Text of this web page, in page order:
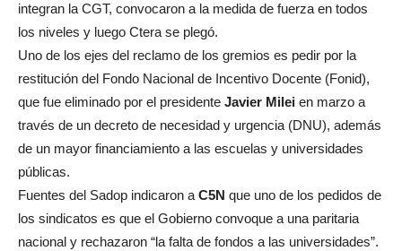
integran la CGT, convocaron a la medida de fuerza en todos
los niveles y luego Ctera se plegó.
Uno de los ejes del reclamo de los gremios es pedir por la
restitución del Fondo Nacional de Incentivo Docente (Fonid),
que fue eliminado por el presidente Javier Milei en marzo a
través de un decreto de necesidad y urgencia (DNU), además
de un mayor financiamiento a las escuelas y universidades
públicas.
Fuentes del Sadop indicaron aC5N que uno de los pedidos de
los sindicatos es que el Gobierno convoque a una paritaria
nacional y rechazaron “la falta de fondos a las universidades”.